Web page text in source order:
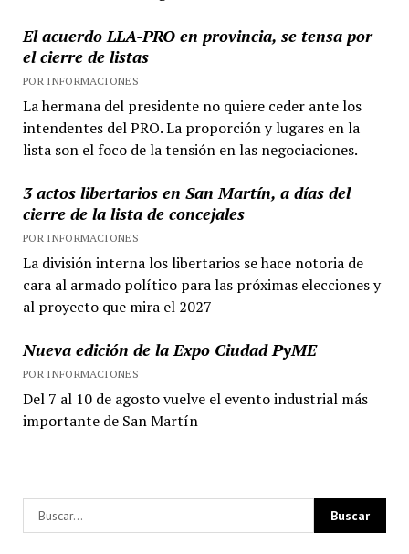
El acuerdo LLA-PRO en provincia, se tensa por
el cierre de listas
POR INFORMACIONES
La hermana del presidente no quiere ceder ante los
intendentes del PRO. La proporción y lugares en la
lista son el foco de la tensión en las negociaciones.
3 actos libertarios en San Martín, a días del
cierre de la lista de concejales
POR INFORMACIONES
La división interna los libertarios se hace notoria de
cara al armado político para las próximas elecciones y
al proyecto que mira el 2027
Nueva edición de la Expo Ciudad PyME
POR INFORMACIONES
Del 7 al 10 de agosto vuelve el evento industrial más
importante de San Martín